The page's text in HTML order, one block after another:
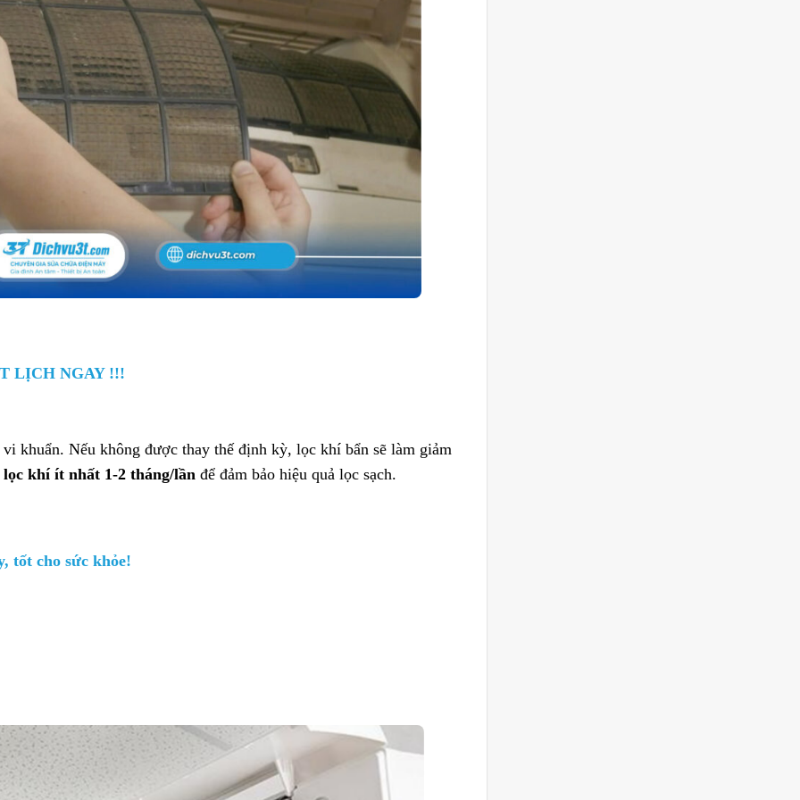
LỊCH NGAY !!!
khuẩn. Nếu không được thay thế định kỳ, lọc khí bẩn sẽ làm giảm
khí ít nhất 1-2 tháng/lần để đảm bảo hiệu quả lọc sạch.
tốt cho sức khỏe!